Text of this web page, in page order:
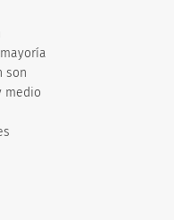
son
medio